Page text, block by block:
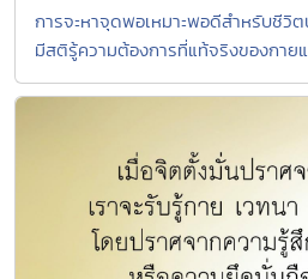
การจะหาจุดพอเหมาะพอดีสำหรับชีวิ
มีสติรู้ความต้องการที่แท้จริงของกายแ